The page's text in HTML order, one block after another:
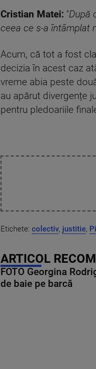
Cristian Matei: ''După
ceea ce s-a întâmplat
Acum, că tot a fost
decizia în acest caz
vreme abia peste
au apărut divergențe
pentru pledoariile
Etichete: colectiv, justitie,
ARTICOL
FOTO Georgina
de baie pe barcă